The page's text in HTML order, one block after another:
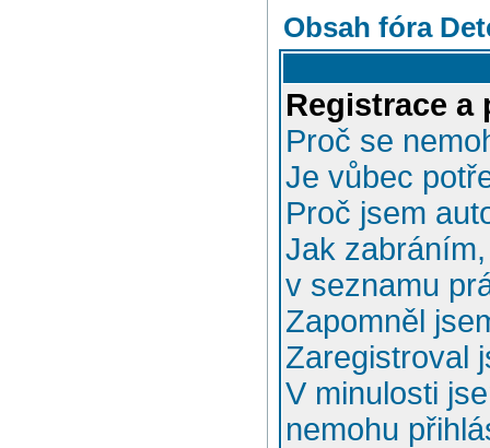
Obsah fóra
Registrace a
Proč se
Je vůbec
Proč jsem
Jak
v seznamu
Zapomněl
Zaregistroval
V minulosti
nemohu